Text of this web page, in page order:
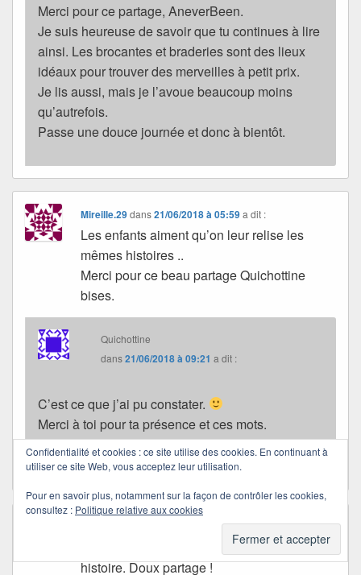
Merci pour ce partage, AneverBeen.
Je suis heureuse de savoir que tu continues à lire
ainsi. Les brocantes et braderies sont des lieux
idéaux pour trouver des merveilles à petit prix.
Je lis aussi, mais je l’avoue beaucoup moins
qu’autrefois.
Passe une douce journée et donc à bientôt.
Mireille.29dans21/06/2018 à 05:59 a dit :
Les enfants aiment qu’on leur relise les
mêmes histoires ..
Merci pour ce beau partage Quichottine
bises.
Quichottine
dans21/06/2018 à 09:21 a dit :
C’est ce que j’ai pu constater.
Merci à toi pour ta présence et ces mots.
Bises et douce journée Mireille.
24/06/2018 à 12:17a dit :
On sent ton enthousiasme pour cette
histoire. Doux partage !
Confidentialité et cookies : ce site utilise des cookies. En continuant à
utiliser ce site Web, vous acceptez leur utilisation.
Pour en savoir plus, notamment sur la façon de contrôler les cookies,
consultez : Politique relative aux cookies